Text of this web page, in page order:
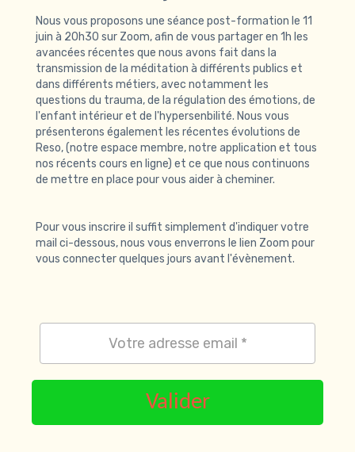
Nous vous proposons une séance post-formation le 11
juin à 20h30 sur Zoom, afin de vous partager en 1h les
avancées récentes que nous avons fait dans la
transmission de la méditation à différents publics et
dans différents métiers, avec notamment les
questions du trauma, de la régulation des émotions, de
l'enfant intérieur et de l'hypersenbilité. Nous vous
présenterons également les récentes évolutions de
Reso, (notre espace membre, notre application et tous
nos récents cours en ligne) et ce que nous continuons
de mettre en place pour vous aider à cheminer.
Pour vous inscrire il suffit simplement d'indiquer votre
mail ci-dessous, nous vous enverrons le lien Zoom pour
vous connecter quelques jours avant l'évènement.
Valider